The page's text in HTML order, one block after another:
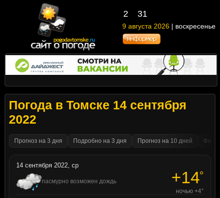
2 31
9 августа 2026 | воскресенье
Погода в Томске 14 сентября
2022
Прогноз на 3 дня Подробно на 3 дня Прогноз на 10 дней
14 сентября 2022, ср
пасмурно возможен дождь +14°
ночью +4°